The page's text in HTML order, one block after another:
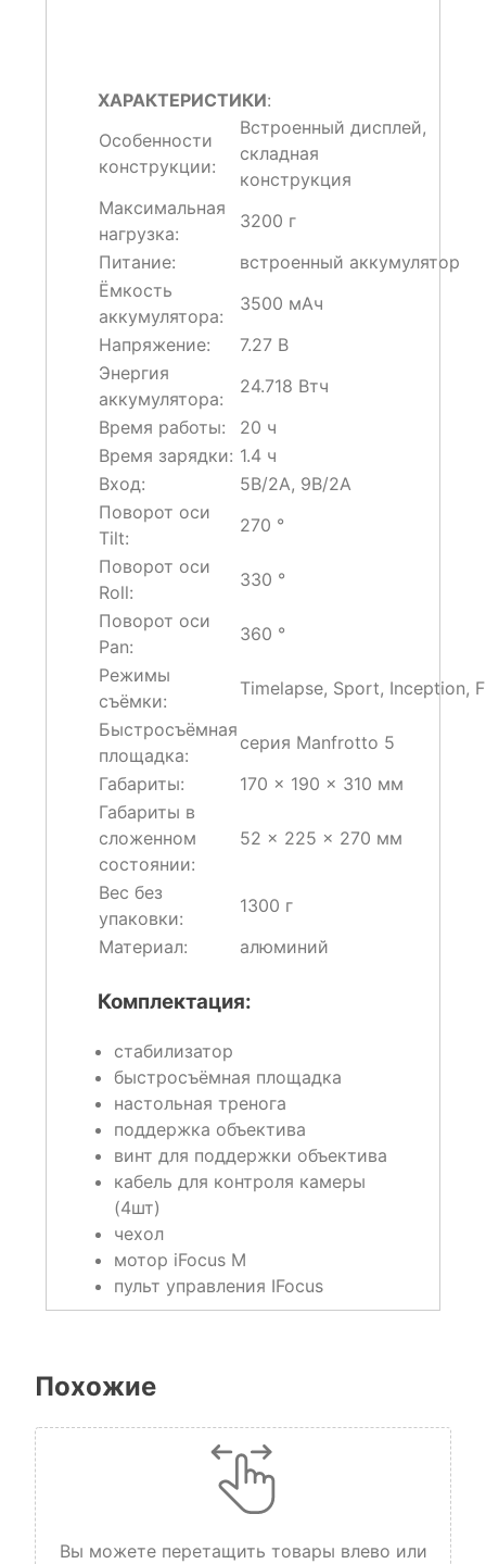
ХАРАКТЕРИСТИКИ:
Особенности
конструкции:
Встроенный дисплей,
складная
конструкция
Максимальная
нагрузка:
3200 г
Питание:
встроенный аккумулятор
Ёмкость
аккумулятора:
3500 мАч
Напряжение:
7.27 В
Энергия
аккумулятора:
24.718 Втч
Время работы:
20 ч
Время зарядки: 1.4 ч
Вход:
5В/2A, 9В/2A
Поворот оси
Tilt:
270 °
Поворот оси
Roll:
330 °
Поворот оси
Pan:
360 °
Режимы
съёмки:
Timelapse, Sport, Inception,
Быстросъёмная
площадка:
серия Manfrotto 5
Габариты:
170 × 190 × 310 мм
Габариты в
сложенном
состоянии:
52 × 225 × 270 мм
Вес без
упаковки:
1300 г
Материал:
алюминий
Комплектация:
стабилизатор
быстросъёмная площадка
настольная тренога
поддержка объектива
винт для поддержки объектива
кабель для контроля камеры
(4шт)
чехол
мотор iFocus M
пульт управления IFocus
Похожие
Вы можете перетащить товары влево или